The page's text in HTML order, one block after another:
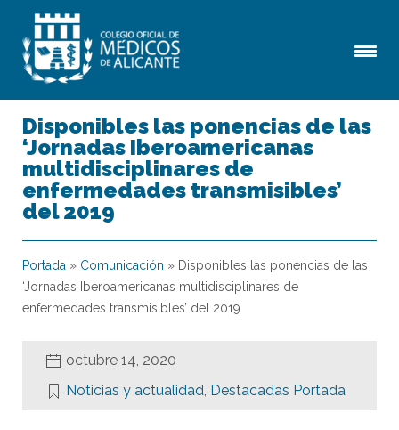
Disponibles las ponencias de las
‘Jornadas Iberoamericanas
multidisciplinares de
enfermedades transmisibles’
del 2019
Portada » Comunicación » Disponibles las ponencias de las
‘Jornadas Iberoamericanas multidisciplinares de
enfermedades transmisibles’ del 2019
octubre 14, 2020
Noticias y actualidad, Destacadas Portada